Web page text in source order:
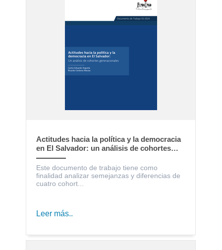
Actitudes hacia la política y la democracia
en El Salvador: un análisis de cohortes
generacionales
Este documento de trabajo tiene como
finalidad analizar semejanzas y diferencias de
cuatro cohort...
Leer más..